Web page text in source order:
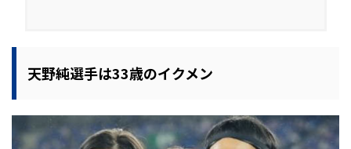
天野純選手は33歳のイクメン